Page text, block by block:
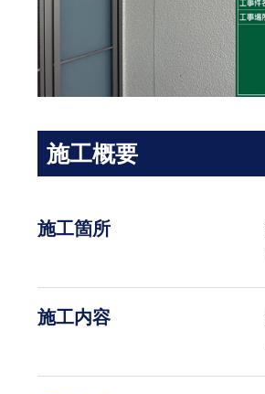
施工概要
施工箇所
施工内容